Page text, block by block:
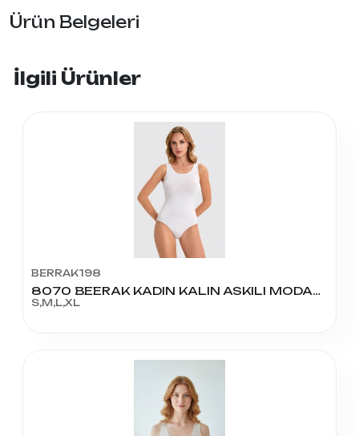
Ürün Belgeleri
İlgili Ürünler
BERRAK198
8070 BEERAK KADIN KALIN ASKILI MODAL ÇITÇITLI (KANCALI)
S,M,L,XL